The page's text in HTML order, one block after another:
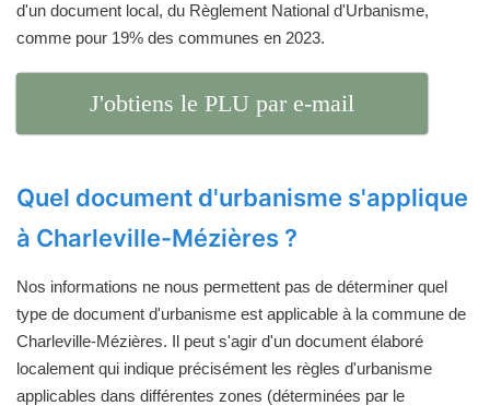
d'un document local, du Règlement National d'Urbanisme,
comme pour 19% des communes en 2023.
J'obtiens le PLU par e-mail
Quel document d'urbanisme s'applique
à Charleville-Mézières ?
Nos informations ne nous permettent pas de déterminer quel
type de document d'urbanisme est applicable à la commune de
Charleville-Mézières. Il peut s'agir d'un document élaboré
localement qui indique précisément les règles d'urbanisme
applicables dans différentes zones (déterminées par le